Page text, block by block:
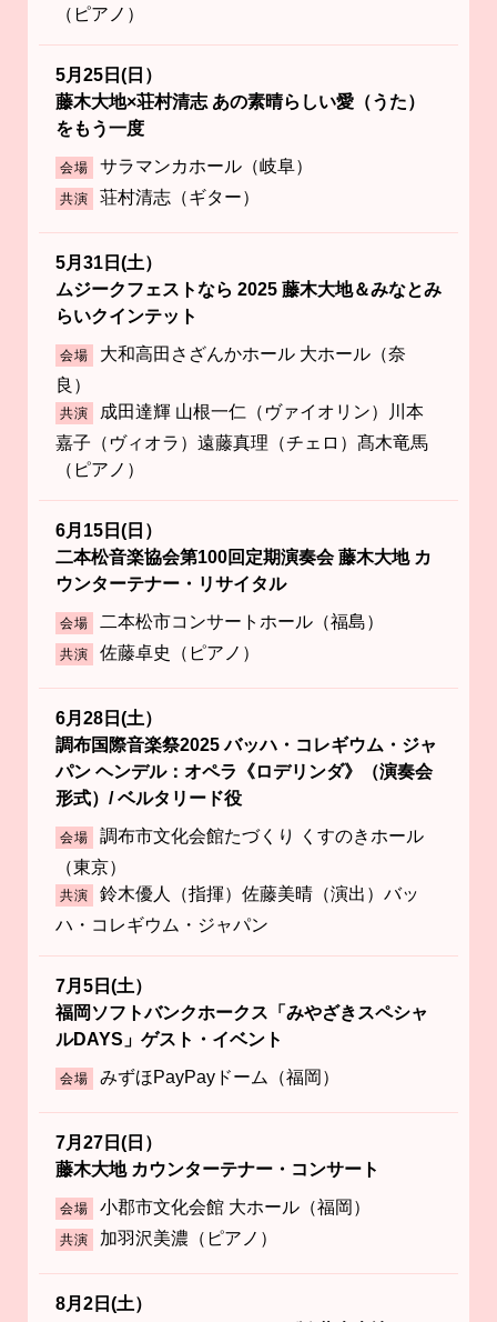
（ピアノ）
5月25日(日）
藤木大地×荘村清志 あの素晴らしい愛（うた）
をもう一度
会場 サラマンカホール（岐阜）
共演 荘村清志（ギター）
5月31日(土）
ムジークフェストなら 2025 藤木大地＆みなとみ
らいクインテット
会場
大和高田さざんかホール 大ホール（奈
良）
共演
成田達輝 山根一仁（ヴァイオリン）川本
嘉子（ヴィオラ）遠藤真理（チェロ）髙木竜馬
（ピアノ）
6月15日(日）
二本松音楽協会第100回定期演奏会 藤木大地 カ
ウンターテナー・リサイタル
会場 二本松市コンサートホール（福島）
共演 佐藤卓史（ピアノ）
6月28日(土）
調布国際音楽祭2025 バッハ・コレギウム・ジャ
パン ヘンデル：オペラ《ロデリンダ》（演奏会
形式）/ ベルタリード役
会場
調布市文化会館たづくり くすのきホール
（東京）
共演
鈴木優人（指揮）佐藤美晴（演出）バッ
ハ・コレギウム・ジャパン
7月5日(土）
福岡ソフトバンクホークス「みやざきスペシャ
ルDAYS」ゲスト・イベント
会場 みずほPayPayドーム（福岡）
7月27日(日）
藤木大地 カウンターテナー・コンサート
会場 小郡市文化会館 大ホール（福岡）
共演 加羽沢美濃（ピアノ）
8月2日(土）